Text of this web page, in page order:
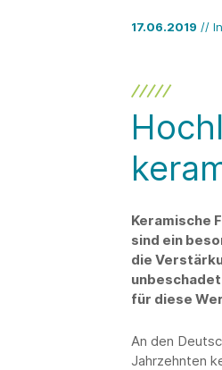
17.06.2019 //
Keramische
sind ein
die
für diese
An den
Jahrzehnten